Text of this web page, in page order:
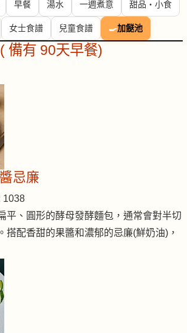
早餐 湯水 一週煮意 甜品・小食
女士食譜 兒童食譜 🍳加餸池
備有 90天早餐)
忌廉
1038
平、圓形的酵母發酵麵包，通常會對半切
搭配香甜的果醬和濃郁的忌廉(鮮奶油)，